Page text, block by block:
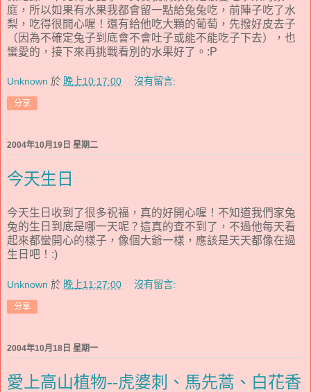
庭，所以如果有水果我都會留一點給兔兔吃，前陣子吃了水
梨，吃得很開心喔！還有給他吃大顆的葡萄，先撥好皮去子
（因為不確定兔子到底會不會吐子或能不能吃子下去），也
蠻愛的，接下來再挑戰看別的水果好了。:P
Unknown 於 晚上10:17:00 沒有留言:
分享
2004年10月19日 星期二
今天生日
今天生日收到了很多祝福，真的好開心喔！不知道我們家兔
兔的生日到底是哪一天呢？這真的查不到了，不過他每天看
起來都蠻開心的樣子，像個大爺一樣，應該是天天都像在過
生日吧！:)
Unknown 於 晚上11:27:00 沒有留言:
分享
2004年10月18日 星期一
愛上高山植物--虎婆刺、馬先蒿、白花香